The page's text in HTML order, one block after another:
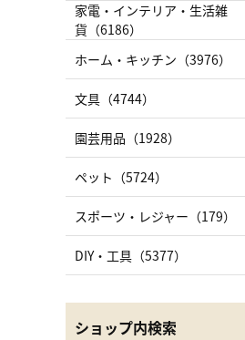
家電・インテリア・生活雑
貨（6186）
ホーム・キッチン（3976）
文具（4744）
園芸用品（1928）
ペット（5724）
スポーツ・レジャー（179）
DIY・工具（5377）
ショップ内検索